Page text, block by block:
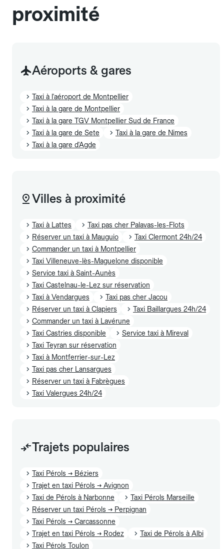
proximité
Aéroports & gares
Taxi à l'aéroport de Montpellier
Taxi à la gare de Montpellier
Taxi à la gare TGV Montpellier Sud de France
Taxi à la gare de Sete
Taxi à la gare de Nimes
Taxi à la gare d'Agde
Villes à proximité
Taxi à Lattes
Taxi pas cher Palavas-les-Flots
Réserver un taxi à Mauguio
Taxi Clermont 24h/24
Commander un taxi à Montpellier
Taxi Villeneuve-lès-Maguelone disponible
Service taxi à Saint-Aunès
Taxi Castelnau-le-Lez sur réservation
Taxi à Vendargues
Taxi pas cher Jacou
Réserver un taxi à Clapiers
Taxi Baillargues 24h/24
Commander un taxi à Lavérune
Taxi Castries disponible
Service taxi à Mireval
Taxi Teyran sur réservation
Taxi à Montferrier-sur-Lez
Taxi pas cher Lansargues
Réserver un taxi à Fabrègues
Taxi Valergues 24h/24
Trajets populaires
Taxi Pérols → Béziers
Trajet en taxi Pérols → Avignon
Taxi de Pérols à Narbonne
Taxi Pérols Marseille
Réserver un taxi Pérols → Perpignan
Taxi Pérols → Carcassonne
Trajet en taxi Pérols → Rodez
Taxi de Pérols à Albi
Taxi Pérols Toulon